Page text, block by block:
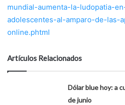
mundial-aumenta-la-ludopatia-
adolescentes-al-amparo-de-las-
online.phtml
Artículos Relacionados
Dólar blue hoy: a
de junio